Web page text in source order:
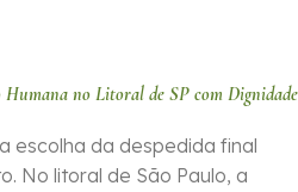
no Litoral de SP com Dignidade
escolha da despedida final
No litoral de São Paulo, a